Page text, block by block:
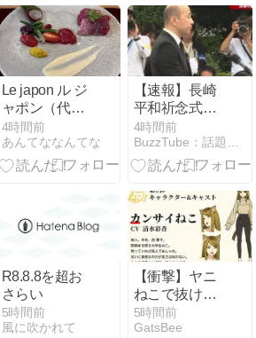
ら・・・・・・
時間＋αだと
思ってる
Le japon ル ジ
ャポン（代官
山）
4時間前
あんてななんてな
【速報】長崎
平和祈念式典
原爆の日81年
4時間前
BuzzTube：話題・流行・旬・最新・注目の動画サイト
R8.8.8を超お
さらい
5時間前
風に吹かれて
【衝撃】ヤニ
ねこで抜ける
キャラ、74%
が一致してし
5時間前
GatsBee